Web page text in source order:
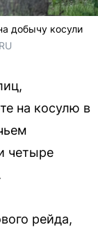
добычу косули
на косулю в
четыре
рейда,